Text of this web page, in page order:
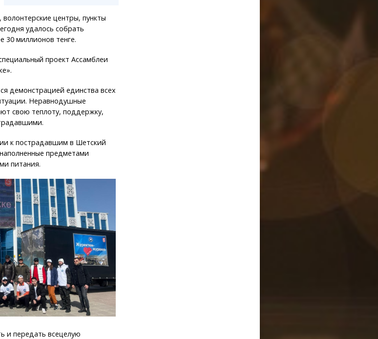
центры, пункты
удалось собрать
30 миллионов тенге.
проект Ассамблеи
демонстрацией единства всех
Неравнодушные
свою теплоту, поддержку,
к пострадавшим в Шетский
предметами
питания.
и передать всецелую